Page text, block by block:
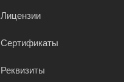
Лицензии
Сертификаты
Реквизиты